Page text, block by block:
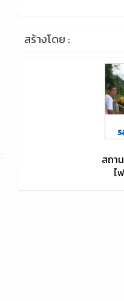
สร้างโดย :
สถา
ไ